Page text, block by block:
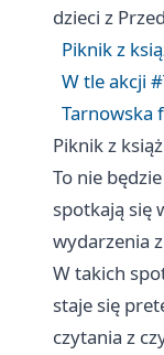
dzieci z
Piknik z
W tle akcji
Tarnowska
Piknik z
To nie
spotkają się
wydarzenia
W takich
staje się
czytania z